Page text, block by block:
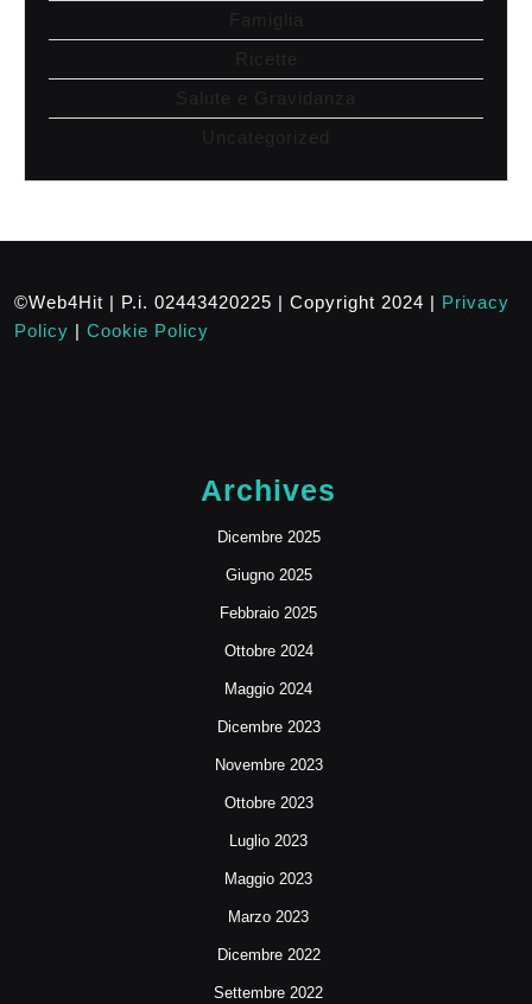
Famiglia
Ricette
Salute e Gravidanza
Uncategorized
©Web4Hit | P.i. 02443420225 | Copyright 2024 | Privacy
Policy | Cookie Policy
Archives
Dicembre 2025
Giugno 2025
Febbraio 2025
Ottobre 2024
Maggio 2024
Dicembre 2023
Novembre 2023
Ottobre 2023
Luglio 2023
Maggio 2023
Marzo 2023
Dicembre 2022
Settembre 2022